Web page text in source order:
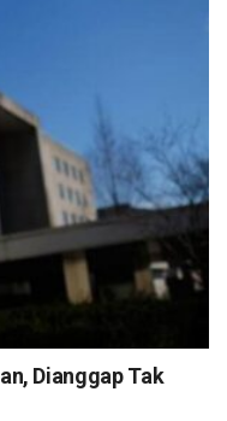
Dianggap Tak